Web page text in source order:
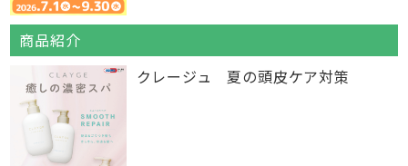
商品紹介
クレージュ 夏の頭皮ケア対策